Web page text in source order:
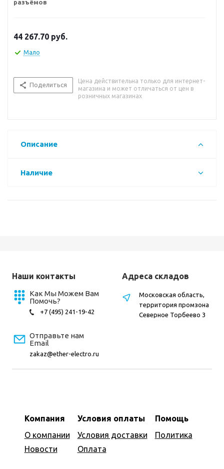
разъёмов
44 267.70 руб.
Мало
Поделиться
Цена действительна только для интернет-
магазина и может отличаться от цен в
розничных магазинах
Описание
Наличие
Наши контакты
Как Мы Можем Вам
Помочь?
+7 (495) 241-19-42
Отправьте нам
Email
zakaz@ether-electro.ru
Компания
О компании
Новости
Условия оплаты
Условия доставки
Оплата
Помощь
Политика
Адреса складов
Московская область,
территория промзона
Северное Торбеево 3